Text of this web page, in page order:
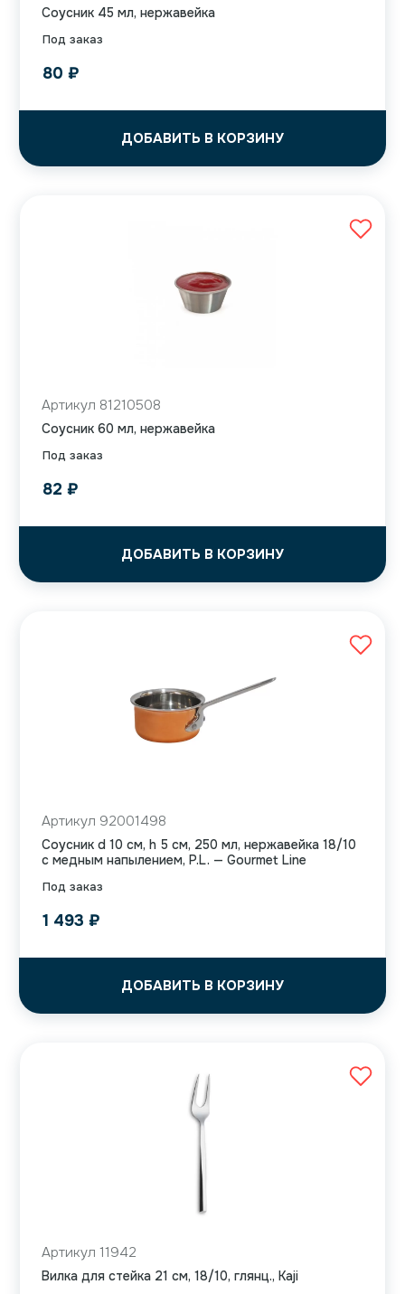
Под заказ
Соусник 45 мл, нержавейка
80 ₽
ДОБАВИТЬ В КОРЗИНУ
Под заказ
Артикул 81210508
Соусник 60 мл, нержавейка
82 ₽
ДОБАВИТЬ В КОРЗИНУ
Под заказ
Артикул 92001498
Соусник d 10 см, h 5 см, 250 мл, нержавейка 18/10
с медным напылением, P.L. — Gourmet Line
1 493 ₽
ДОБАВИТЬ В КОРЗИНУ
Артикул 11942
Вилка для стейка 21 см, 18/10, глянц., Kaji